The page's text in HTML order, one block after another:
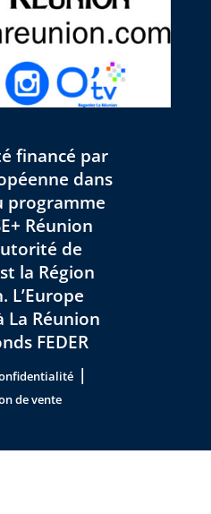
financé par
dans
programme
Réunion
de
la Région
L’Europe
La Réunion
FEDER
|
de vente